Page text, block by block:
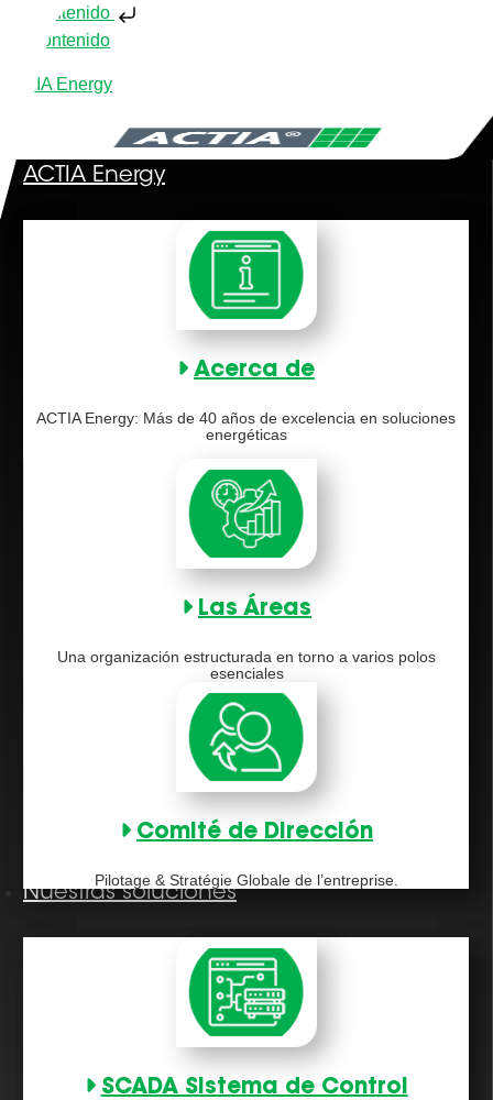
Ir al contenido
Ir al contenido
ACTIA Energy
ACTIA Energy
Acerca de
ACTIA Energy: Más de 40 años de excelencia en soluciones
energéticas
Las Áreas
Una organización estructurada en torno a varios polos
esenciales
Comité de Dirección
Pilotage & Stratégie Globale de l’entreprise.
Nuestras soluciones
SCADA Sistema de Control